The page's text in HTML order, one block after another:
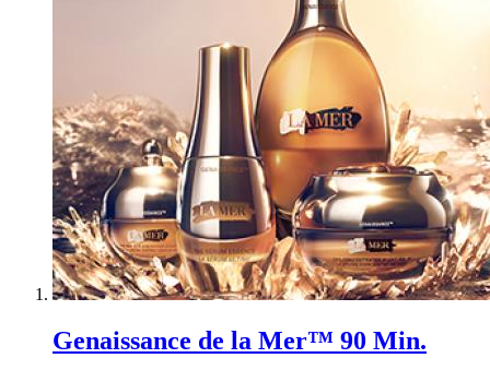
Genaissance de la Mer™ 90 Min.